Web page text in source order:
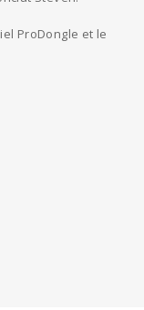
ProDongle et le